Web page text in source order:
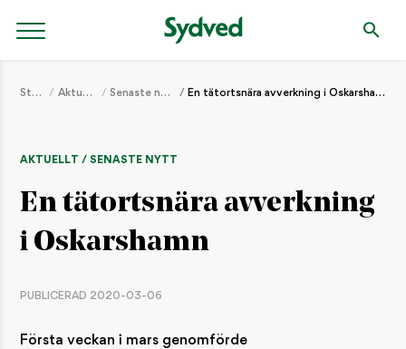
Start Aktuellt Senaste nytt En tätortsnära avverkning i Oskarshamn
AKTUELLT / SENASTE NYTT
En tätortsnära avverkning
i Oskarshamn
PUBLICERAD 2020-03-06
Första veckan i mars genomförde